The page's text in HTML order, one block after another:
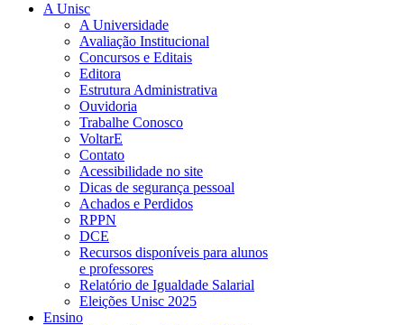
A Unisc
A Universidade
Avaliação Institucional
Concursos e Editais
Editora
Estrutura Administrativa
Ouvidoria
Trabalhe Conosco
VoltarE
Contato
Acessibilidade no site
Dicas de segurança pessoal
Achados e Perdidos
RPPN
DCE
Recursos disponíveis para alunos
e professores
Relatório de Igualdade Salarial
Eleições Unisc 2025
Ensino